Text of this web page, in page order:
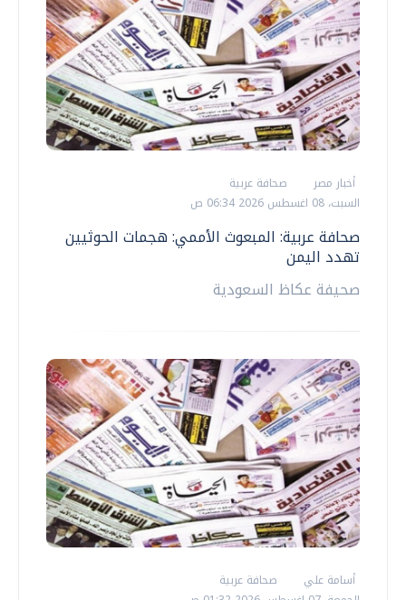
أخبار مصر
صحافة عربية
السبت، 08 اغسطس 2026 06:34 ص
صحافة عربية: المبعوث الأممي: هجمات الحوثيين
تهدد اليمن
صحيفة عكاظ السعودية
أسامة علي
صحافة عربية